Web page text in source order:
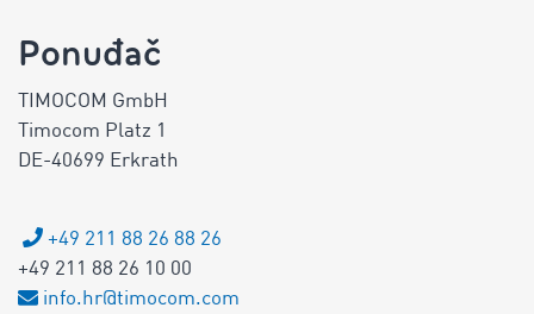
Ponuđač
TIMOCOM GmbH
Timocom Platz 1
DE-40699 Erkrath
+49 211 88 26 88 26
+49 211 88 26 10 00
info.hr@timocom.com